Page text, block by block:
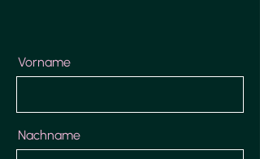
Vorname
Nachname